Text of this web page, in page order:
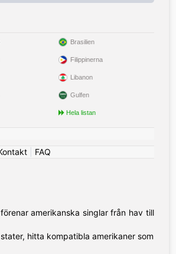
Brasilien
Filippinerna
Libanon
Gulfen
Hela listan
FAQ
amerikanska singlar från hav till
hitta kompatibla amerikaner som